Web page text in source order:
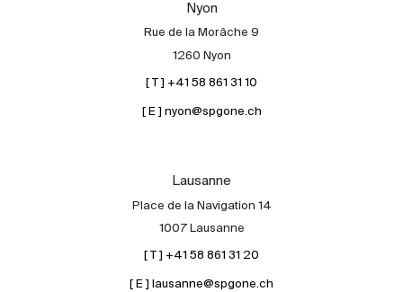
Nyon
Rue de la Morâche 9
1260 Nyon
[ T ] +41 58 861 31 10
[ E ] nyon@spgone.ch
Lausanne
Place de la Navigation 14
1007 Lausanne
[ T ] +41 58 861 31 20
[ E ] lausanne@spgone.ch